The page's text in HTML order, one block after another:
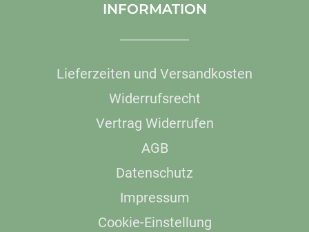
INFORMATION
Lieferzeiten und Versandkosten
Widerrufsrecht
Vertrag Widerrufen
AGB
Datenschutz
Impressum
Cookie-Einstellung